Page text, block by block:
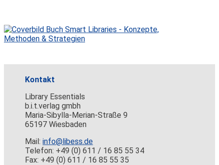
Kontakt
Library Essentials
b.i.t.verlag gmbh
Maria-Sibylla-Merian-Straße 9
65197 Wiesbaden
Mail:info@libess.de
Telefon: +49 (0) 611 / 16 85 55 34
Fax: +49 (0) 611 / 16 85 55 35